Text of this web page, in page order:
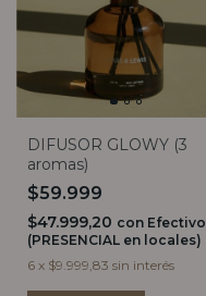
DIFUSOR GLOWY (3
aromas)
$59.999
$47.999,20 con Efectivo
(PRESENCIAL en locales)
6 x $9.999,83 sin interés